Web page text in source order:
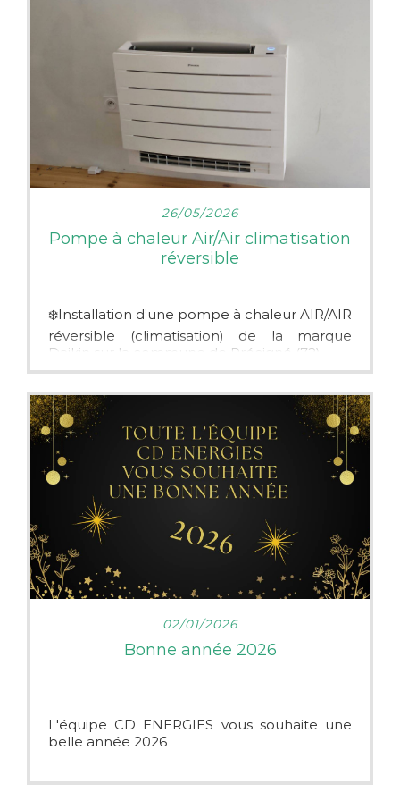
vous accompagner et conseiller dans votre
Nous réalisons l’installation, la maintenance,
les dépannages.
Notre entreprise est certifiée RGE
QUALI’PAC et a l’habilité des manipulations
de fluides frigorigènes pour réaliser la mise
en service de votre pompe à chaleur Air /
Eau.
26/05/2026
Pompe à chaleur Air/Air climatisation
réversible
❄️Installation d’une pompe à chaleur AIR/AIR
réversible (climatisation) de la marque
Daikin sur la commune de Précigné (72)
Perfera, installer dans des combles.
Idéale pour refroidir les pièces d’une maison
, discrétion désigne moderne et très
silencieuse pour l’intérieur de maison. 🏠
Possibilité de mettre en mode
refroidissement l’été et chauffage l’hiver.
N’hésitez pas à prendre rendez-vous afin
d’étudier votre projet.
LIRE PLUS
02/01/2026
Bonne année 2026
L'équipe CD ENERGIES vous souhaite une
belle année 2026
LIRE PLUS